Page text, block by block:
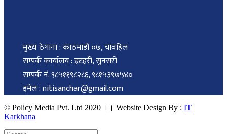
मुख्य ठेगाना : काठमाडौं ०७, चावहिल
सम्पर्क कार्यालय : इटहरी, सुनसरी
सम्पर्क नं. ९८५११९८२८६, ९८१५३९७५४०
इमेल : nitisanchar@gmail.com
© Policy Media Pvt. Ltd 2020 ।। Website Design By : IT
Karkhana